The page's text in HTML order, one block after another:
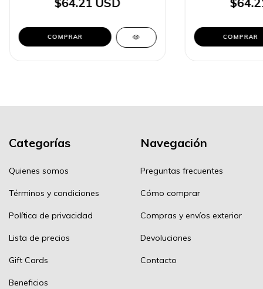
COMPRAR COMPRAR
Categorías
Quienes somos
Términos y condiciones
Política de privacidad
Lista de precios
Gift Cards
Beneficios
Navegación
Preguntas frecuentes
Cómo comprar
Compras y envíos exterior
Devoluciones
Contacto